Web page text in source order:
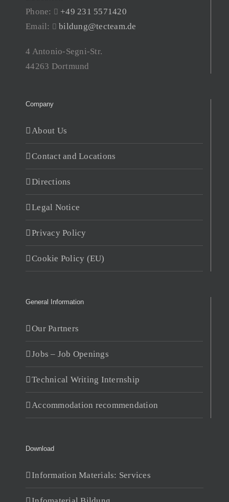
Phone:
+49 231 5571420
Email:
bildung@tecteam.de
4 Antonio-Segni-Str.
44263 Dortmund
Company
About Us
Contact and Locations
Directions
Legal Notice
Privacy Policy
Cookie Policy (EU)
General Information
Our Partners
Jobs – Job Openings
Technical Writing Internship
Accommodation recommendation
Download
Information Materials: Services